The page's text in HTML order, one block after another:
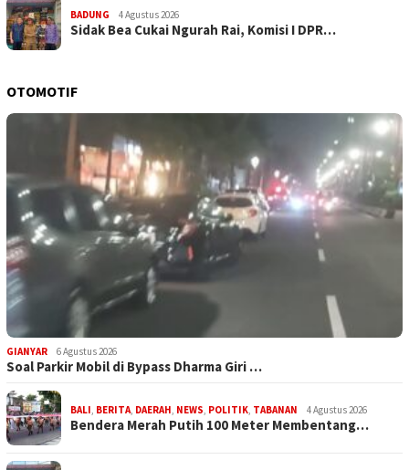
BADUNG 4 Agustus 2026
Sidak Bea Cukai Ngurah Rai, Komisi I DPR…
OTOMOTIF
GIANYAR 6 Agustus 2026
Soal Parkir Mobil di Bypass Dharma Giri …
BALI, BERITA, DAERAH, NEWS, POLITIK, TABANAN 4 Agustus 2026
Bendera Merah Putih 100 Meter Membentang…